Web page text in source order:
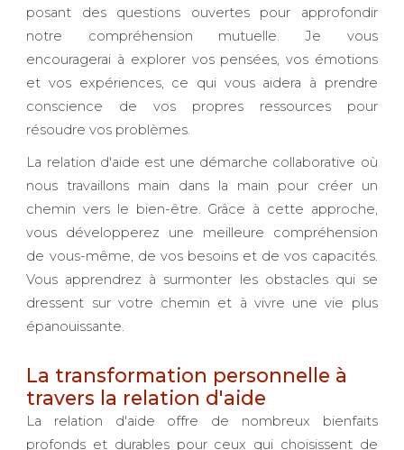
posant des questions ouvertes pour approfondir
notre compréhension mutuelle. Je vous
encouragerai à explorer vos pensées, vos émotions
et vos expériences, ce qui vous aidera à prendre
conscience de vos propres ressources pour
résoudre vos problèmes.
La relation d'aide est une démarche collaborative où
nous travaillons main dans la main pour créer un
chemin vers le bien-être. Grâce à cette approche,
vous développerez une meilleure compréhension
de vous-même, de vos besoins et de vos capacités.
Vous apprendrez à surmonter les obstacles qui se
dressent sur votre chemin et à vivre une vie plus
épanouissante.
La transformation personnelle à
travers la relation d'aide
La relation d'aide offre de nombreux bienfaits
profonds et durables pour ceux qui choisissent de